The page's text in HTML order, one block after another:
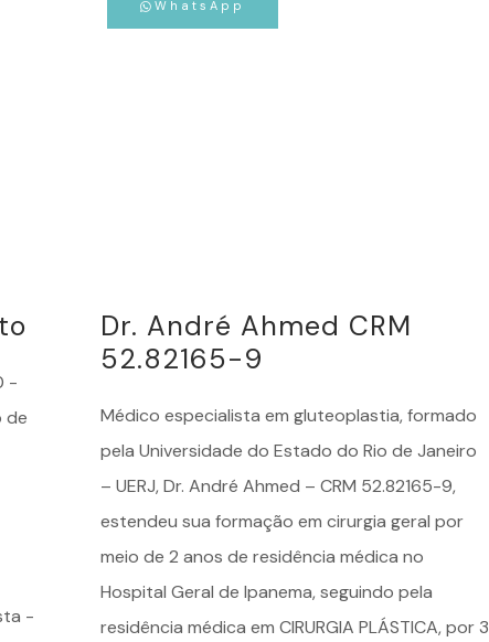
WhatsApp
-
de
-
Dr. André Ahmed CRM
52.82165-9
Médico especialista em gluteoplastia, formado
pela Universidade do Estado do Rio de Janeiro
– UERJ, Dr. André Ahmed – CRM 52.82165-9,
estendeu sua formação em cirurgia geral por
meio de 2 anos de residência médica no
Hospital Geral de Ipanema, seguindo pela
residência médica em CIRURGIA PLÁSTICA, por 3